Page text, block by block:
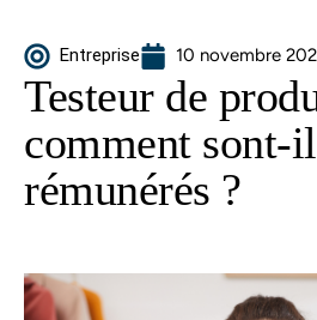
Entreprise 10 novembre
Testeur de
comment sont-
rémunérés ?